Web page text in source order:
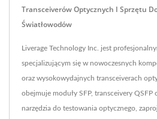
Transceiverów Optycznych I Sprzętu
Światłowodów
Liverage Technology Inc. jest
specjalizującym się w nowoczesnych
oraz wysokowydajnych transceiverach
obejmuje moduły SFP, transceivery QSFP
narzędzia do testowania optycznego,